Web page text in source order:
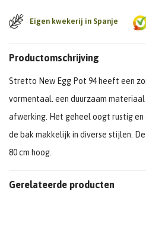
Eigen kwekerij in Spanje
Productomschrijving
Stretto New Egg Pot 94 heeft een
vormentaal. een duurzaam
afwerking. Het geheel oogt rustig
de bak makkelijk in diverse stijlen.
80 cm hoog.
Gerelateerde producten